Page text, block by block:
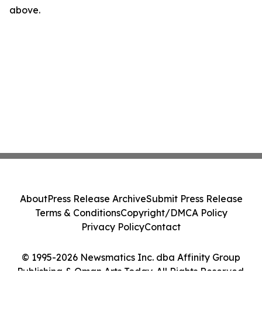
above.
© 1995-2026 Newsmatics Inc. dba Affinity Group
Publishing & Oman Arts Today. All Rights Reserved.
AboutPress Release ArchiveSubmit Press Release
Terms & ConditionsCopyright/DMCA Policy
Privacy PolicyContact